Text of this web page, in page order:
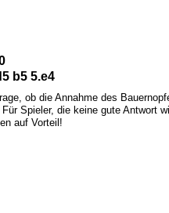
b5 5.e4
ob die Annahme des
Spieler, die keine gute Antwort
auf Vorteil!